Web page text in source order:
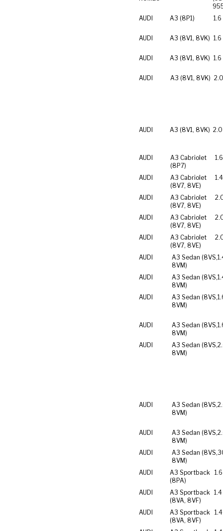
AUDI
A3 (8P1) 1.6
AUDI A3 (8V1, 8VK) 1.6
AUDI A3 (8V1, 8VK) 1.6
AUDI A3 (8V1, 8VK)
AUDI A3 (8V1, 8VK)
AUDI
A3 Cabriolet
(8P7)
AUDI
A3 Cabriolet
(8V7, 8VE)
AUDI
A3 Cabriolet
(8V7, 8VE)
AUDI
A3 Cabriolet
(8V7, 8VE)
AUDI
A3 Cabriolet
(8V7, 8VE)
AUDI
A3 Sedan (8VS,
8VM)
AUDI
A3 Sedan (8VS,
8VM)
AUDI
A3 Sedan (8VS,
8VM)
AUDI
A3 Sedan (8VS,
8VM)
AUDI
A3 Sedan (8VS,
8VM)
AUDI
A3 Sedan (8VS,
8VM)
AUDI
A3 Sedan (8VS,
8VM)
AUDI
A3 Sedan (8VS,
8VM)
AUDI
A3 Sportback
(8PA)
AUDI
A3 Sportback
(8VA, 8VF)
AUDI
A3 Sportback
(8VA, 8VF)